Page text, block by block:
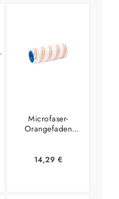
Microfaser-
Orangefaden
14,29 €